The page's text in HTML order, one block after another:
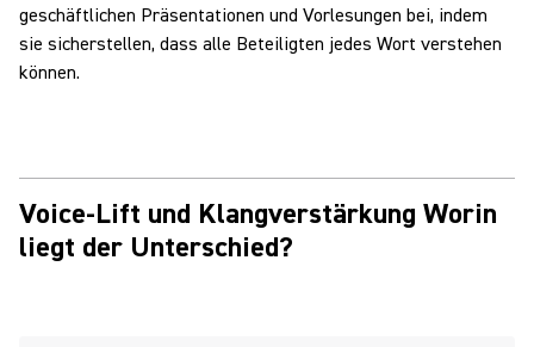
geschäftlichen Präsentationen und Vorlesungen bei, indem
sie sicherstellen, dass alle Beteiligten jedes Wort verstehen
können.
Voice-Lift und Klangverstärkung Worin
liegt der Unterschied?